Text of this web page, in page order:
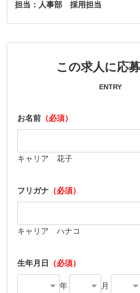
担当：人事部 採用担当
この求人に応
ENTRY
お名前 （必須）
キャリア 花子
フリガナ （必須）
キャリア ハナコ
生年月日 （必須）
年 月